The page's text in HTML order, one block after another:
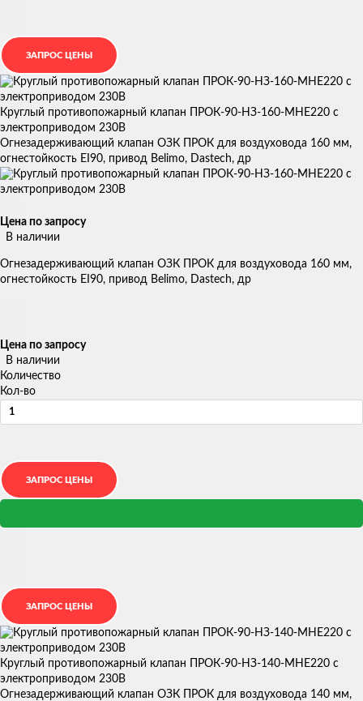
Круглый противопожарный клапан ПРОК-90-НЗ-160-МНЕ220 с
электроприводом 230В
Огнезадерживающий клапан ОЗК ПРОК для воздуховода 160 мм,
огнестойкость EI90, привод Belimo, Dastech, др
Цена по запросу
В наличии
Огнезадерживающий клапан ОЗК ПРОК для воздуховода 160 мм,
огнестойкость EI90, привод Belimo, Dastech, др
Цена по запросу
В наличии
Количество
Кол-во
Круглый противопожарный клапан ПРОК-90-НЗ-140-МНЕ220 с
электроприводом 230В
Огнезадерживающий клапан ОЗК ПРОК для воздуховода 140 мм,